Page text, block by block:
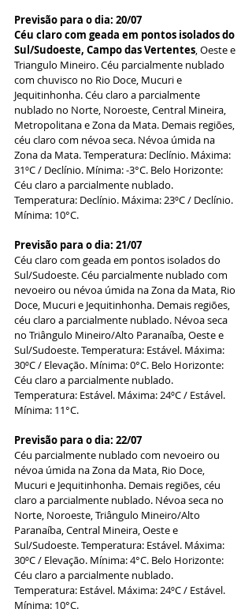
Previsão para o dia: 20/07
Céu claro com geada em pontos isolados do
Sul/Sudoeste, Campo das Vertentes, Oeste e
Triangulo Mineiro. Céu parcialmente nublado
com chuvisco no Rio Doce, Mucuri e
Jequitinhonha. Céu claro a parcialmente
nublado no Norte, Noroeste, Central Mineira,
Metropolitana e Zona da Mata. Demais regiões,
céu claro com névoa seca. Névoa úmida na
Zona da Mata. Temperatura: Declínio. Máxima:
31ºC / Declínio. Mínima: -3°C. Belo Horizonte:
Céu claro a parcialmente nublado.
Temperatura: Declínio. Máxima: 23ºC / Declínio.
Mínima: 10°C.
Previsão para o dia: 21/07
Céu claro com geada em pontos isolados do
Sul/Sudoeste. Céu parcialmente nublado com
nevoeiro ou névoa úmida na Zona da Mata, Rio
Doce, Mucuri e Jequitinhonha. Demais regiões,
céu claro a parcialmente nublado. Névoa seca
no Triângulo Mineiro/Alto Paranaíba, Oeste e
Sul/Sudoeste. Temperatura: Estável. Máxima:
30ºC / Elevação. Mínima: 0°C. Belo Horizonte:
Céu claro a parcialmente nublado.
Temperatura: Estável. Máxima: 24ºC / Estável.
Mínima: 11°C.
Previsão para o dia: 22/07
Céu parcialmente nublado com nevoeiro ou
névoa úmida na Zona da Mata, Rio Doce,
Mucuri e Jequitinhonha. Demais regiões, céu
claro a parcialmente nublado. Névoa seca no
Norte, Noroeste, Triângulo Mineiro/Alto
Paranaíba, Central Mineira, Oeste e
Sul/Sudoeste. Temperatura: Estável. Máxima:
30ºC / Elevação. Mínima: 4°C. Belo Horizonte:
Céu claro a parcialmente nublado.
Temperatura: Estável. Máxima: 24ºC / Estável.
Mínima: 10°C.